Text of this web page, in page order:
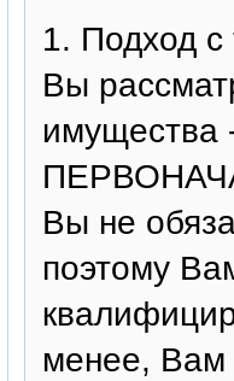
1. Подход
Вы
имущества
Вы не
поэтому
менее,